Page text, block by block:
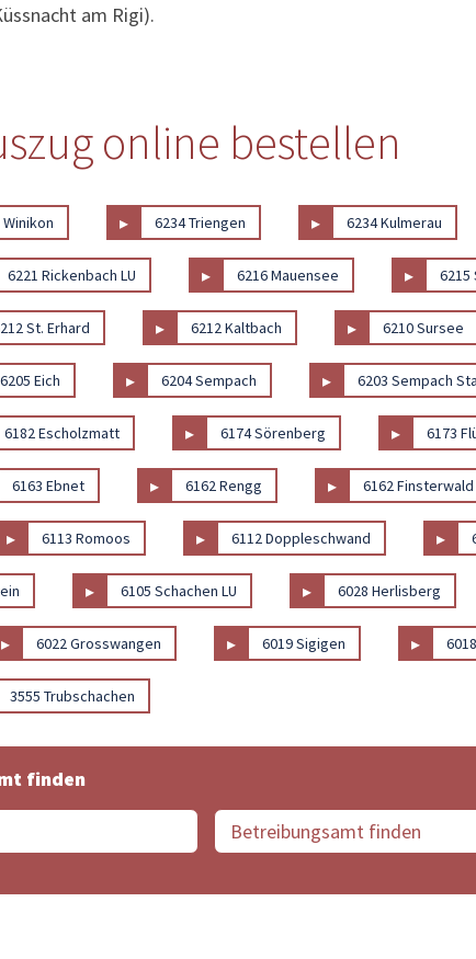
am Rigi).
online bestellen
Winikon ▸ 6234 Triengen ▸ 6234 Kulmerau
6221 Rickenbach LU ▸ 6216 Mauensee ▸ 6215
St. Erhard ▸ 6212 Kaltbach ▸ 6210 Sursee
6205 Eich ▸ 6204 Sempach ▸ 6203 Sempach
6182 Escholzmatt ▸ 6174 Sörenberg ▸ 6173
6163 Ebnet ▸ 6162 Rengg ▸ 6162
▸ 6113 Romoos ▸ 6112 Doppleschwand ▸
▸ 6105 Schachen LU ▸ 6028 Herlisberg
▸ 6022 Grosswangen ▸ 6019 Sigigen ▸
3555 Trubschachen
finden